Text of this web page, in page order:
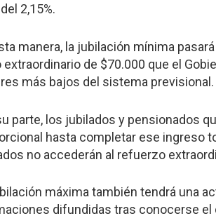
2,15%.
manera, la jubilación mínima
extraordinario de $70.000 que el
más bajos del sistema
parte, los jubilados y pensionados
hasta completar ese ingreso
no accederán al refuerzo
máxima también tendrá una
difundidas tras conocerse el